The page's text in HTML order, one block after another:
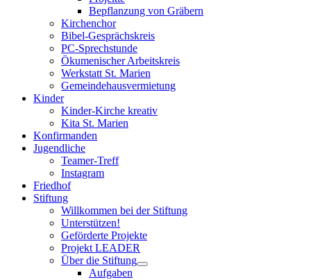
Bepflanzung von Gräbern
Kirchenchor
Bibel-Gesprächskreis
PC-Sprechstunde
Ökumenischer Arbeitskreis
Werkstatt St. Marien
Gemeindehausvermietung
Kinder
Kinder-Kirche kreativ
Kita St. Marien
Konfirmanden
Jugendliche
Teamer-Treff
Instagram
Friedhof
Stiftung
Willkommen bei der Stiftung
Unterstützen!
Geförderte Projekte
Projekt LEADER
Über die Stiftung
Aufgaben